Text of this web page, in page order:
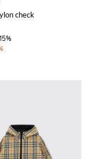
check